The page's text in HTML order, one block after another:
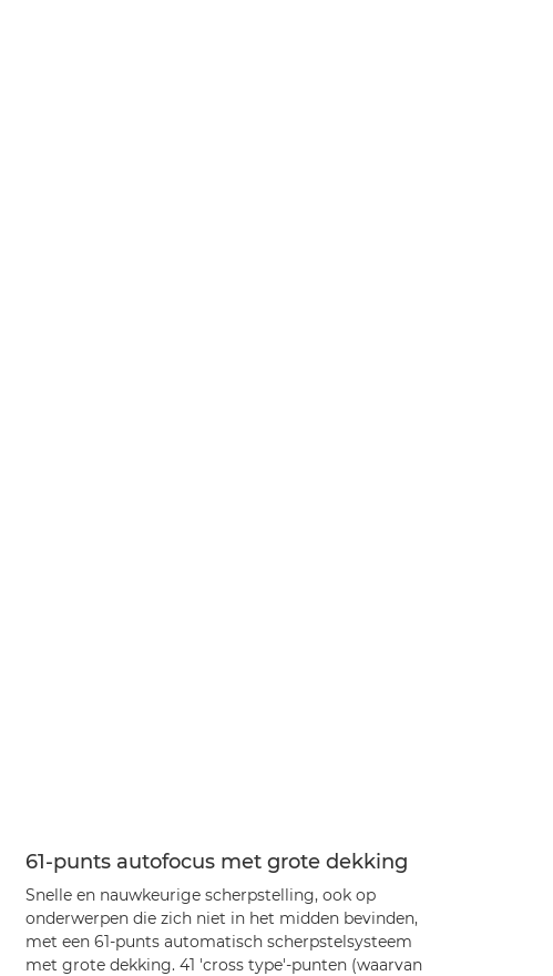
61-punts autofocus met grote dekking
Snelle en nauwkeurige scherpstelling, ook op
onderwerpen die zich niet in het midden bevinden,
met een 61-punts automatisch scherpstelsysteem
met grote dekking. 41 'cross type'-punten (waarvan